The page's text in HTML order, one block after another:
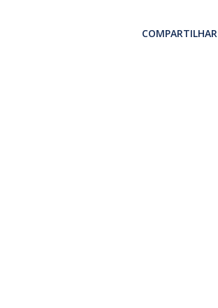
COMPARTILHAR